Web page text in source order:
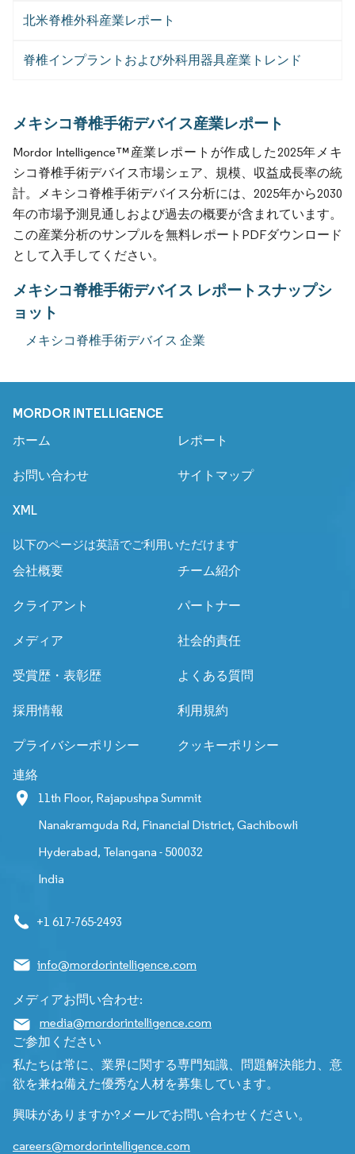
北米脊椎外科産業レポート
脊椎インプラントおよび外科用器具産業トレンド
メキシコ脊椎手術デバイス産業レポート
Mordor Intelligence™産業レポートが作成した2025年メキ
シコ脊椎手術デバイス市場シェア、規模、収益成長率の統
計。メキシコ脊椎手術デバイス分析には、2025年から2030
年の市場予測見通しおよび過去の概要が含まれています。
この産業分析のサンプルを無料レポートPDFダウンロード
として入手してください。
メキシコ脊椎手術デバイス レポートスナップシ
ョット
メキシコ脊椎手術デバイス 企業
MORDOR INTELLIGENCE
ホーム レポート
お問い合わせ サイトマップ
XML
以下のページは英語でご利用いただけます
会社概要
チーム紹介
クライアント パートナー
メディア 社会的責任
受賞歴・表彰歴 よくある質問
採用情報 利用規約
プライバシーポリシー クッキーポリシー
連絡
11th Floor, Rajapushpa Summit
Nanakramguda Rd, Financial District, Gachibowli
Hyderabad, Telangana - 500032
India
+1 617-765-2493
info@mordorintelligence.com
メディアお問い合わせ:
media@mordorintelligence.com
ご参加ください
私たちは常に、業界に関する専門知識、問題解決能力、意
欲を兼ね備えた優秀な人材を募集しています。
興味がありますか?メールでお問い合わせください。
careers@mordorintelligence.com